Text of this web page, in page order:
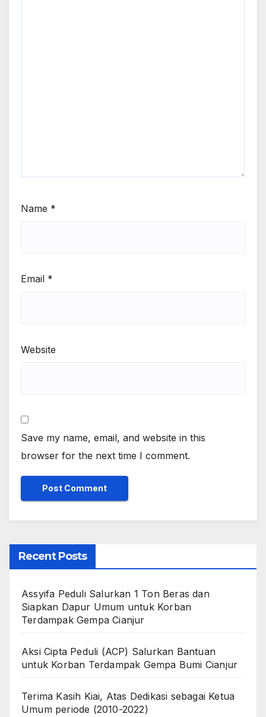
Name *
Email *
Website
Save my name, email, and website in this
browser for the next time I comment.
Recent Posts
Assyifa Peduli Salurkan 1 Ton Beras dan
Siapkan Dapur Umum untuk Korban
Terdampak Gempa Cianjur
Aksi Cipta Peduli (ACP) Salurkan Bantuan
untuk Korban Terdampak Gempa Bumi Cianjur
Terima Kasih Kiai, Atas Dedikasi sebagai Ketua
Umum periode (2010-2022)